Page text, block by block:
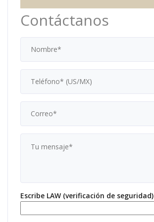
Contáctanos
Escribe LAW (verificación de seguridad)